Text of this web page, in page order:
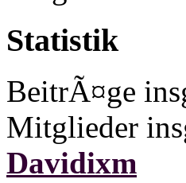
Statistik
BeitrÃ¤ge
Mitglieder
Davidixm